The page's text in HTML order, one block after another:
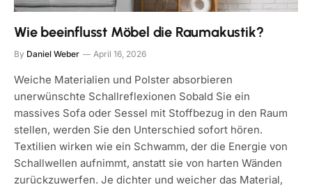
Wie beeinflusst Möbel die Raumakustik?
By Daniel Weber April 16, 2026
Weiche Materialien und Polster absorbieren
unerwünschte Schallreflexionen Sobald Sie ein
massives Sofa oder Sessel mit Stoffbezug in den Raum
stellen, werden Sie den Unterschied sofort hören.
Textilien wirken wie ein Schwamm, der die Energie von
Schallwellen aufnimmt, anstatt sie von harten Wänden
zurückzuwerfen. Je dichter und weicher das Material,